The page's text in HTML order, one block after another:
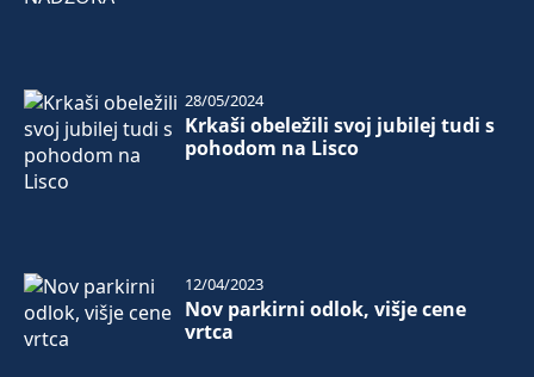
Krkaši obeležili svoj jubilej tudi s
pohodom na Lisco
28/05/2024
Nov parkirni odlok, višje cene
vrtca
12/04/2023